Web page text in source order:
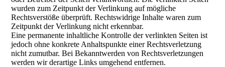
wurden zum Zeitpunkt der Verlinkung auf mögliche
Rechtsverstöße überprüft. Rechtswidrige Inhalte waren zum
Zeitpunkt der Verlinkung nicht erkennbar.
Eine permanente inhaltliche Kontrolle der verlinkten Seiten ist
jedoch ohne konkrete Anhaltspunkte einer Rechtsverletzung
nicht zumutbar. Bei Bekanntwerden von Rechtsverletzungen
werden wir derartige Links umgehend entfernen.